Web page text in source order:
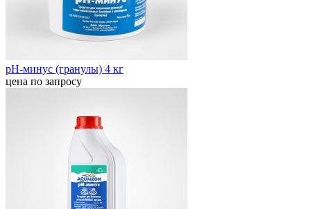
pH-минус (гранулы) 4 кг
цена по запросу